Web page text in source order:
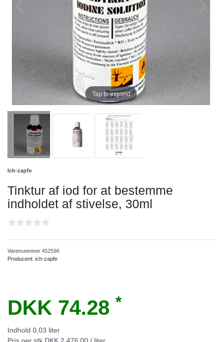
Tap to expand
Ich-zapfe
Tinktur af iod for at bestemme
indholdet af stivelse, 30ml
Varenummer 452596
Producent: ich-zapfe
DKK 74.28 *
Indhold 0,03 liter